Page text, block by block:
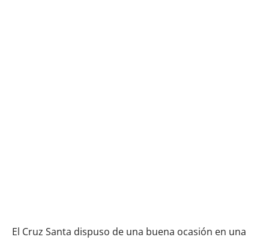
El Cruz Santa dispuso de una buena ocasión en una